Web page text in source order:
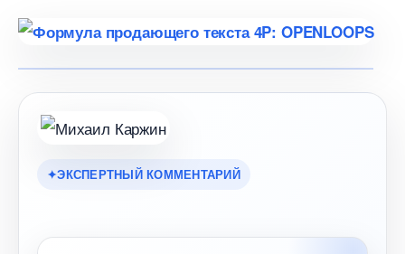
ЭКСПЕРТНЫЙ КОММЕНТАРИЙ